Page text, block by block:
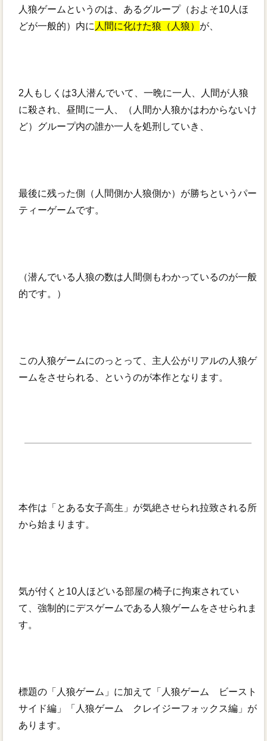
人狼ゲームというのは、あるグループ（およそ10人ほ
どが一般的）内に 人間に化けた狼（人狼） が、
2人もしくは3人潜んでいて、一晩に一人、人間が人狼
に殺され、昼間に一人、（人間か人狼かはわからないけ
ど）グループ内の誰か一人を処刑していき、
最後に残った側（人間側か人狼側か）が勝ちというパー
ティーゲームです。
（潜んでいる人狼の数は人間側もわかっているのが一般
的です。）
この人狼ゲームにのっとって、主人公がリアルの人狼ゲ
ームをさせられる、というのが本作となります。
本作は「とある女子高生」が気絶させられ拉致される所
から始まります。
気が付くと10人ほどいる部屋の椅子に拘束されてい
て、強制的にデスゲームである人狼ゲームをさせられま
す。
標題の「人狼ゲーム」に加えて「人狼ゲーム ビースト
サイド編」「人狼ゲーム クレイジーフォックス編」が
あります。